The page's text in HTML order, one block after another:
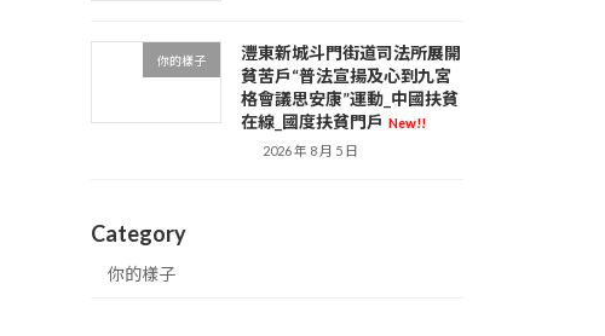
你的樣子
灃東新城斗門街道司法所展開
貧苦戶“普法宣揚及心到九宮
格會議思安康”運動_中國扶貧
在線_國度扶貧門戶 New!!
2026 年 8 月 5 日
Category
你的樣子